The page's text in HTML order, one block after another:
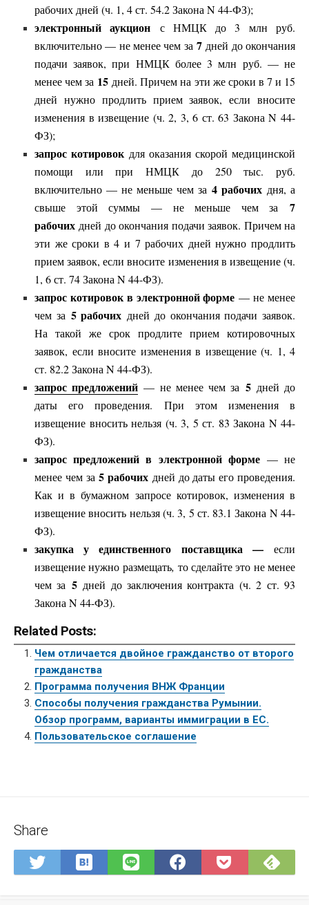
рабочих дней (ч. 1, 4 ст. 54.2 Закона N 44-ФЗ);
электронный аукцион с НМЦК до 3 млн руб.
включительно — не менее чем за 7 дней до окончания
подачи заявок, при НМЦК более 3 млн руб. — не
менее чем за 15 дней. Причем на эти же сроки в 7 и 15
дней нужно продлить прием заявок, если вносите
изменения в извещение (ч. 2, 3, 6 ст. 63 Закона N 44-
ФЗ);
запрос котировокдля оказания скорой медицинской
помощи или при НМЦК до 250 тыс. руб.
включительно — не меньше чем за 4 рабочих дня, а
свыше этой суммы — не меньше чем за 7
рабочих дней до окончания подачи заявок. Причем на
эти же сроки в 4 и 7 рабочих дней нужно продлить
прием заявок, если вносите изменения в извещение (ч.
1, 6 ст. 74 Закона N 44-ФЗ).
запрос котировок в электронной форме — не менее
чем за 5 рабочих дней до окончания подачи заявок.
На такой же срок продлите прием котировочных
заявок, если вносите изменения в извещение (ч. 1, 4
ст. 82.2 Закона N 44-ФЗ).
запрос предложений — не менее чем за 5дней до
даты его проведения. При этом изменения в
извещение вносить нельзя (ч. 3, 5 ст. 83 Закона N 44-
ФЗ).
запрос предложений в электронной форме— не
менее чем за5 рабочих дней до даты его проведения.
Как и в бумажном запросе котировок, изменения в
извещение вносить нельзя (ч. 3, 5 ст. 83.1 Закона N 44-
ФЗ).
закупка у единственного поставщика —если
извещение нужно размещать, то сделайте это не менее
чем за 5дней до заключения контракта (ч. 2 ст. 93
Закона N 44-ФЗ).
Related Posts:
Чем отличается двойное гражданство от второго
гражданства
Программа получения ВНЖ Франции
Способы получения гражданства Румынии.
Обзор программ, варианты иммиграции в ЕС.
Пользовательское соглашение
Share
Share
on
Save
to
Share
on
Share
on
Save
to
on